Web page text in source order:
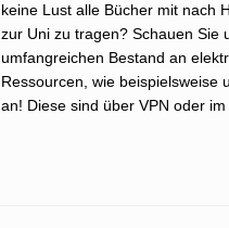
keine Lust alle Bücher mit nach
zur Uni zu tragen? Schauen Sie
umfangreichen Bestand an
Ressourcen, wie beispielsweise
an! Diese sind über VPN oder